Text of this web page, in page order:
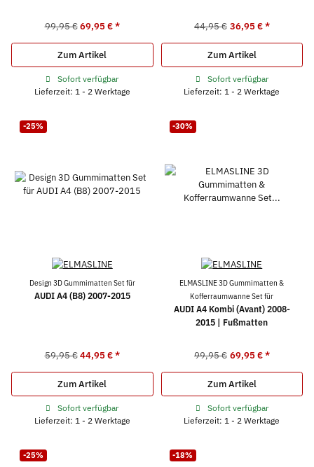
99,95 € 69,95 €*
Zum Artikel
Sofort verfügbar
Lieferzeit: 1 - 2 Werktage
44,95 € 36,95 €*
Zum Artikel
Sofort verfügbar
Lieferzeit: 1 - 2 Werktage
-25%
Design 3D Gummimatten Set für
AUDI A4 (B8) 2007-2015
59,95 € 44,95 €*
Zum Artikel
Sofort verfügbar
Lieferzeit: 1 - 2 Werktage
-30%
ELMASLINE 3D Gummimatten &
Kofferraumwanne Set für
AUDI A4 Kombi (Avant) 2008-
2015 | Fußmatten
99,95 € 69,95 €*
Zum Artikel
Sofort verfügbar
Lieferzeit: 1 - 2 Werktage
-25% -18%